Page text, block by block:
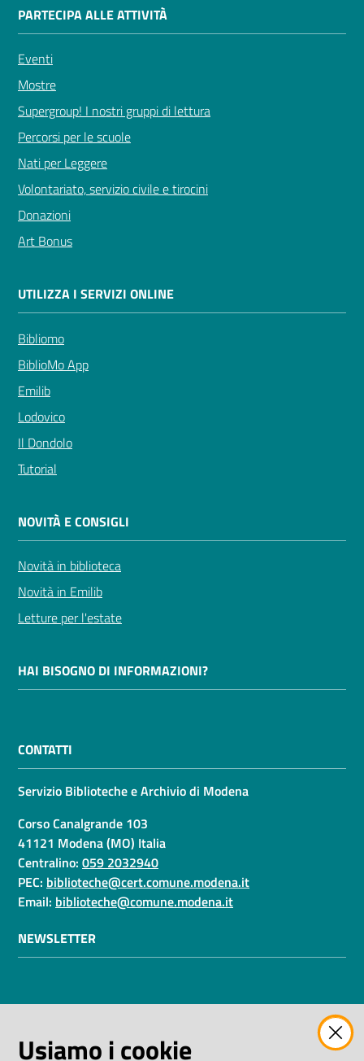
PARTECIPA ALLE ATTIVITÀ
Eventi
Mostre
Supergroup! I nostri gruppi di lettura
Percorsi per le scuole
Nati per Leggere
Volontariato, servizio civile e tirocini
Donazioni
Art Bonus
UTILIZZA I SERVIZI ONLINE
Bibliomo
BiblioMo App
Emilib
Lodovico
Il Dondolo
Tutorial
NOVITÀ E CONSIGLI
Novità in biblioteca
Novità in Emilib
Letture per l'estate
HAI BISOGNO DI INFORMAZIONI?
CONTATTI
Servizio Biblioteche e Archivio di Modena
Corso Canalgrande 103
41121 Modena (MO) Italia
Centralino: 059 2032940
PEC: biblioteche@cert.comune.modena.it
Email: biblioteche@comune.modena.it
NEWSLETTER
I dati personali pubblicati sono riutilizzabili solo alle
Usiamo i cookie